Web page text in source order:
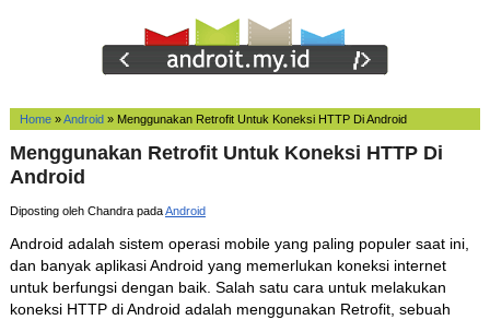
Home»Android» Menggunakan Retrofit Untuk Koneksi HTTP Di Android
Menggunakan Retrofit Untuk Koneksi HTTP Di
Android
Diposting oleh Chandra padaAndroid
Android adalah sistem operasi mobile yang paling populer saat ini,
dan banyak aplikasi Android yang memerlukan koneksi internet
untuk berfungsi dengan baik. Salah satu cara untuk melakukan
koneksi HTTP di Android adalah menggunakan Retrofit, sebuah